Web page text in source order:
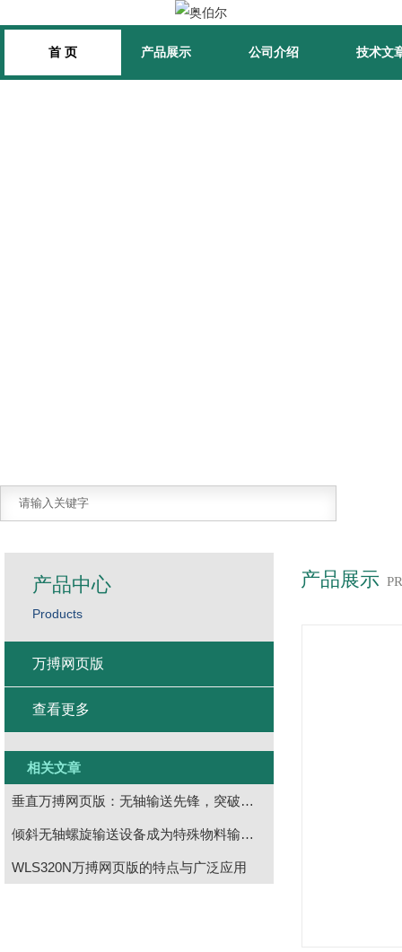
首 页 产品展示 公司介绍 技术文
产品展示
产品中心
Products
万搏网页版
查看更多
相关文章
垂直万搏网页版：无轴输送先锋，突破物料转运瓶颈
倾斜无轴螺旋输送设备成为特殊物料输送的理想选择
WLS320N万搏网页版的特点与广泛应用